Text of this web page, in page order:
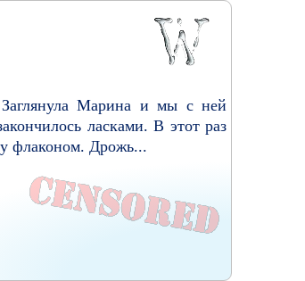
Заглянула Марина и мы с ней
ласками. В этот раз
флаконом. Дрожь...